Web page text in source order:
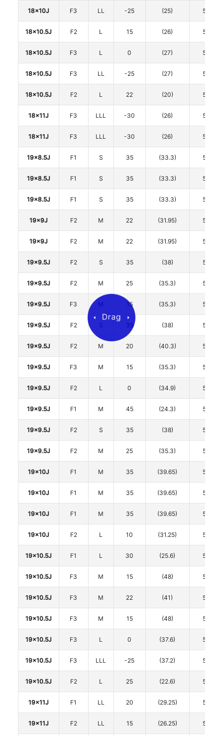
18x10J F3 LL -25 (25) 5
18x10.5J F2 L 15 (26) 5
18x10.5J F3 L 0 (27) 5
18x10.5J F3 LL -25 (27) 5
18x10.5J F2 L 22 (20) 5
18x11J F3 LLL -30 (26) 5
18x11J F3 LLL -30 (26) 5
19x8.5J F1 S 35 (33.3) 5
19x8.5J F1 S 35 (33.3) 5
19x8.5J F1 S 35 (33.3) 5
19x9J F2 M 22 (31.95) 5
19x9J F2 M 22 (31.95) 5
19x9.5J F2 S 35 (38) 5
19x9.5J F2 M 25 (35.3) 5
19x9.5J F3 M 15 (35.3) 5
19x9.5J F2 S 35 (38) 5
19x9.5J F2 M 20 (40.3) 5
19x9.5J F3 M 15 (35.3) 5
19x9.5J F2 L 0 (34.9) 5
19x9.5J F1 M 45 (24.3) 5
19x9.5J F2 S 35 (38) 5
19x9.5J F2 M 25 (35.3) 5
19x10J F1 M 35 (39.65) 5
19x10J F1 M 35 (39.65) 5
19x10J F1 M 35 (39.65) 5
19x10J F2 L 10 (31.25) 5
19x10.5J F1 L 30 (25.6) 5
19x10.5J F3 M 15 (48) 5
19x10.5J F3 M 22 (41) 5
19x10.5J F3 M 15 (48) 5
19x10.5J F3 L 0 (37.6) 5
19x10.5J F3 LLL -25 (37.2) 5
19x10.5J F2 L 25 (22.6) 5
19x11J F1 LL 20 (29.25) 5
19x11J F2 LL 15 (26.25) 5